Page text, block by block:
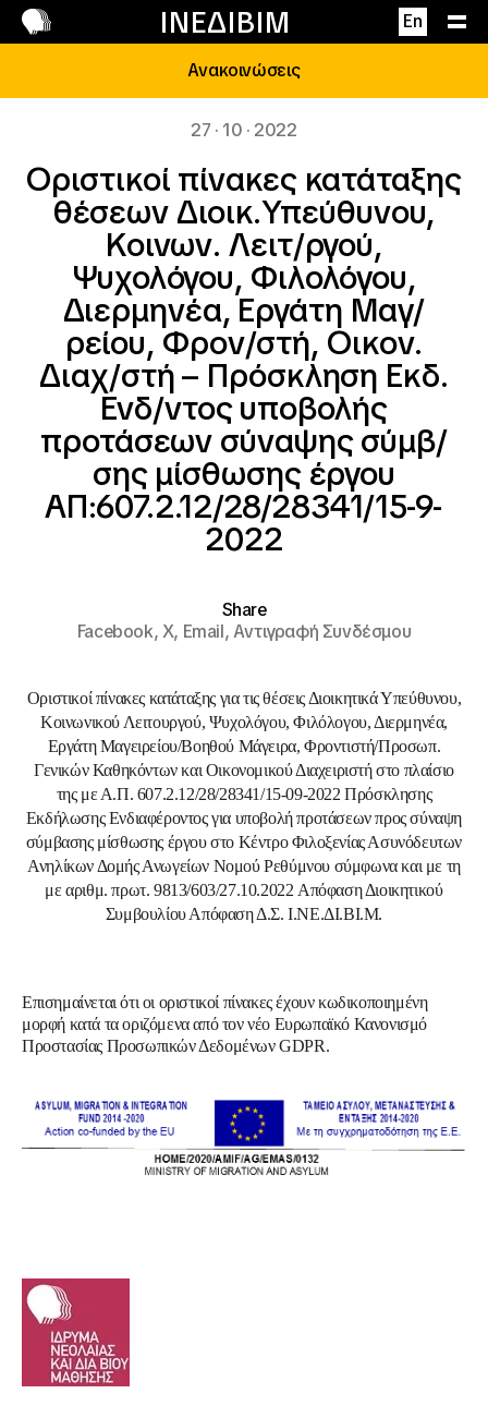
ΙΝΕΔΙΒΙΜ En
Επικοινωνία
Ανακοινώσεις
27 · 10 · 2022
Οριστικοί πίνακες κατάταξης
θέσεων Διοικ.Υπεύθυνου,
Κοινων. Λειτ/ργού,
Ψυχολόγου, Φιλολόγου,
Διερμηνέα, Εργάτη Μαγ/
ρείου, Φρον/στή, Οικον.
Διαχ/στή – Πρόσκληση Εκδ.
Ενδ/ντος υποβολής
προτάσεων σύναψης σύμβ/
σης μίσθωσης έργου
ΑΠ:607.2.12/28/28341/15-9-
2022
Share
Facebook,X, Email,Αντιγραφή Συνδέσμου
Οριστικοί πίνακες κατάταξης για τις θέσεις Διοικητικά Υπεύθυνου,
Κοινωνικού Λειτουργού, Ψυχολόγου, Φιλόλογου, Διερμηνέα,
Εργάτη Μαγειρείου/Βοηθού Μάγειρα, Φροντιστή/Προσωπ.
Γενικών Καθηκόντων και Οικονομικού Διαχειριστή στο πλαίσιο
της με Α.Π. 607.2.12/28/28341/15-09-2022 Πρόσκλησης
Εκδήλωσης Ενδιαφέροντος για υποβολή προτάσεων προς σύναψη
σύμβασης μίσθωσης έργου στο Κέντρο Φιλοξενίας Ασυνόδευτων
Ανηλίκων Δομής Ανωγείων Νομού Ρεθύμνου σύμφωνα και με τη
με αριθμ. πρωτ. 9813/603/27.10.2022 Απόφαση Διοικητικού
Συμβουλίου Απόφαση Δ.Σ. Ι.ΝΕ.ΔΙ.ΒΙ.Μ.
Επισημαίνεται ότι οι οριστικοί πίνακες έχουν κωδικοποιημένη
μορφή κατά τα οριζόμενα από τον νέο Ευρωπαϊκό Κανονισμό
Προστασίας Προσωπικών Δεδομένων GDPR.